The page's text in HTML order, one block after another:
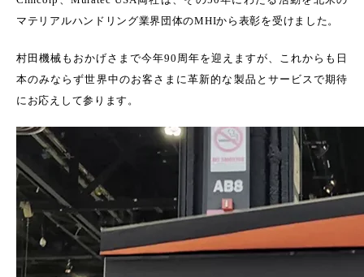
マテリアルハンドリング業界団体のMHIから表彰を受けました。
村田機械もおかげさまで今年90 周年を迎えますが、これからも日
本のみならず世界中のお客さまに革新的な製品とサービスで期待
にお応えして参ります。